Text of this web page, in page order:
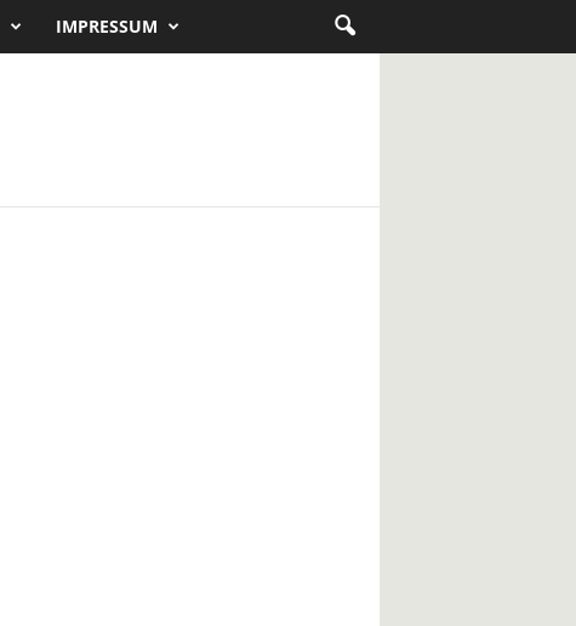
IMPRESSUM